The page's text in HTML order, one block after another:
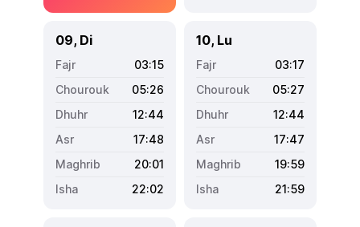
09, Di
03:15
05:26
12:44
17:48
20:01
22:02
10, Lu
03:17
05:27
12:44
17:47
19:59
21:59